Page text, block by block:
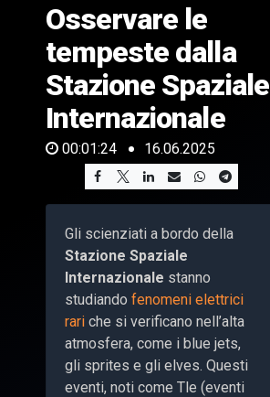
24
seconds
Osservare le
tempeste dalla
Stazione Spaziale
Internazionale
00:01:24 16.06.2025
Gli scienziati a bordo della
Stazione Spaziale
Internazionale stanno
studiando fenomeni elettrici
rari che si verificano nell’alta
atmosfera, come i blue jets,
gli sprites e gli elves. Questi
eventi, noti come Tle (eventi